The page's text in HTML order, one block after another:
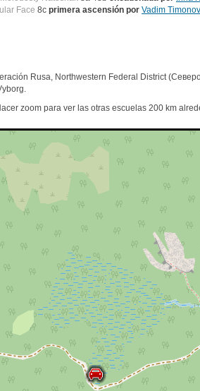
Face 8c primera ascensión por Vadim Timonov
Rusa, Northwestern Federal District
zoom para ver las otras escuelas 200 km